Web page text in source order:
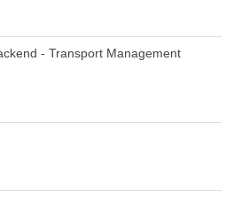
- Transport Management